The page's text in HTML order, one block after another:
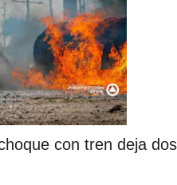
con tren deja dos